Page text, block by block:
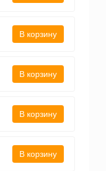
В корзину
В корзину
В корзину
В корзину